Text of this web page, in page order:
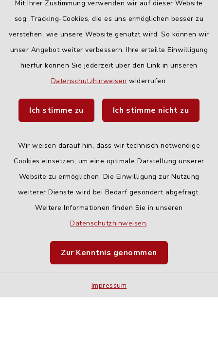
Mit Ihrer Zustimmung verwenden wir auf dieser Website
sog. Tracking-Cookies, die es uns ermöglichen besser zu
verstehen, wie unsere Website genutzt wird. So können wir
unser Angebot weiter verbessern. Ihre erteilte Einwilligung
hierfür können Sie jederzeit über den Link in unseren
Datenschutzhinweisen widerrufen.
Ich stimme zu Ich stimme nicht zu
Wir weisen darauf hin, dass wir technisch notwendige
Cookies einsetzen, um eine optimale Darstellung unserer
Website zu ermöglichen. Die Einwilligung zur Nutzung
weiterer Dienste wird bei Bedarf gesondert abgefragt.
Weitere Informationen finden Sie in unseren
Datenschutzhinweisen.
Zur Kenntnis genommen
Impressum
Freitag:
geschlossen
Quicklinks
Fahrplanauskunft DING
Barrierefreiheit
Impressum
Sitemap